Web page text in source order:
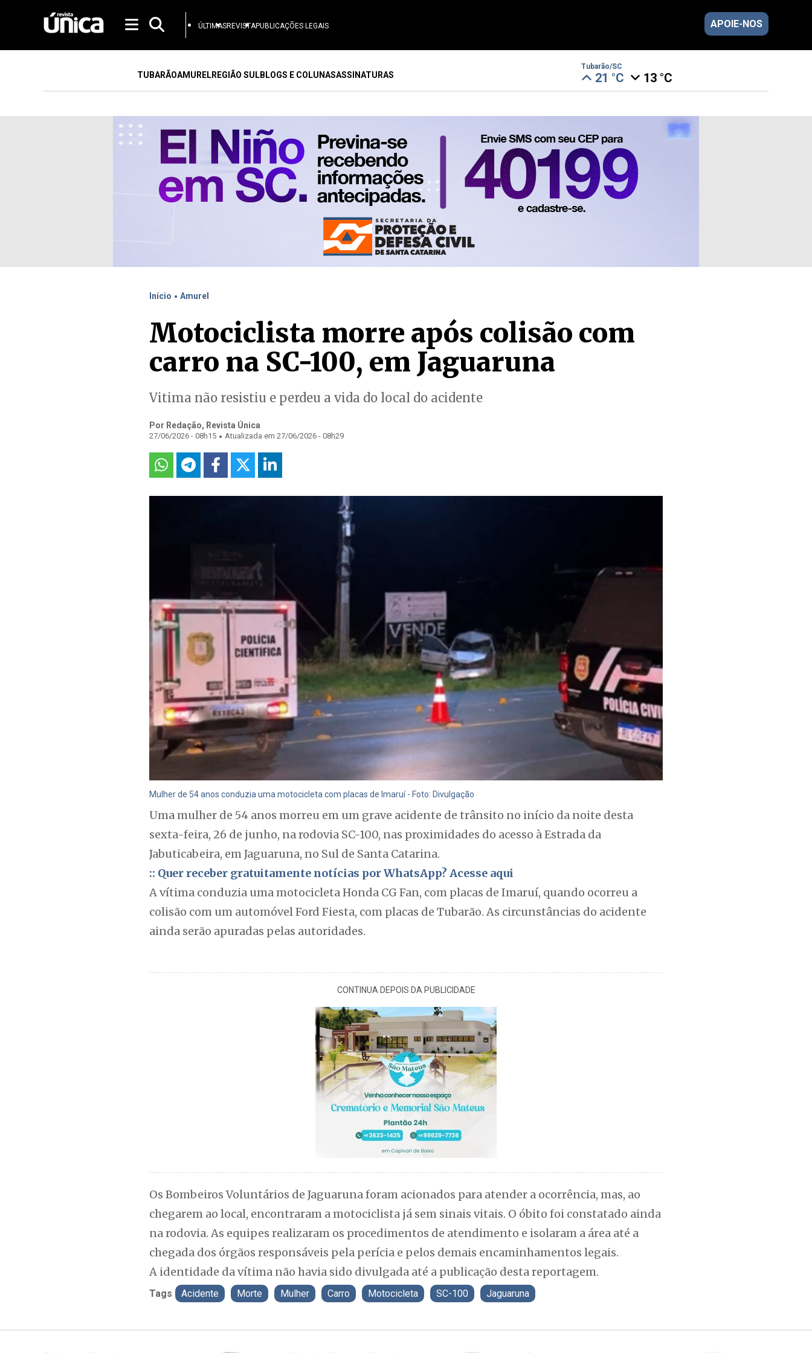
ÚLTIMASREVISTAPUBLICAÇÕES LEGAIS APOIE-NOS
TUBARÃOAMURELREGIÃO SULBLOGS E COLUNASASSINATURAS
Tubarão/SC
21 °C 13 °C
Início . Amurel
Motociclista morre após colisão com
carro na SC-100, em Jaguaruna
Vitima não resistiu e perdeu a vida do local do acidente
Por Redação, Revista Única
27/06/2026 - 08h15 . Atualizada em 27/06/2026 - 08h29
Mulher de 54 anos conduzia uma motocicleta com placas de Imaruí - Foto: Divulgação
Uma mulher de 54 anos morreu em um grave acidente de trânsito no início da noite desta
sexta-feira, 26 de junho, na rodovia SC-100, nas proximidades do acesso à Estrada da
Jabuticabeira, em Jaguaruna, no Sul de Santa Catarina.
:: Quer receber gratuitamente notícias por WhatsApp? Acesse aqui
A vítima conduzia uma motocicleta Honda CG Fan, com placas de Imaruí, quando ocorreu a
colisão com um automóvel Ford Fiesta, com placas de Tubarão. As circunstâncias do acidente
ainda serão apuradas pelas autoridades.
CONTINUA DEPOIS DA PUBLICIDADE
Os Bombeiros Voluntários de Jaguaruna foram acionados para atender a ocorrência, mas, ao
chegarem ao local, encontraram a motociclista já sem sinais vitais. O óbito foi constatado ainda
na rodovia. As equipes realizaram os procedimentos de atendimento e isolaram a área até a
chegada dos órgãos responsáveis pela perícia e pelos demais encaminhamentos legais.
A identidade da vítima não havia sido divulgada até a publicação desta reportagem.
Tags Acidente Morte Mulher Carro Motocicleta SC-100 Jaguaruna